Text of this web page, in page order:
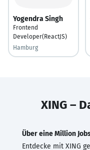
Yogendra Singh
Frontend
Developer(ReactJS)
Hamburg
XING –
Über eine Million
Entdecke mit XING